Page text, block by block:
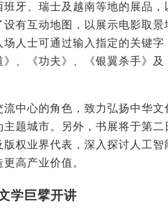
牙、瑞士及越南等地的展品
设有互动地图，以展示电影取
人士可通过输入指定的关键
》、《功夫》、《银翼杀手》
中心的角色，致力弘扬中华
题城市。另外，书展将于第二
版权业界代表，深入探讨人工
高产业价值。
学巨擘开讲